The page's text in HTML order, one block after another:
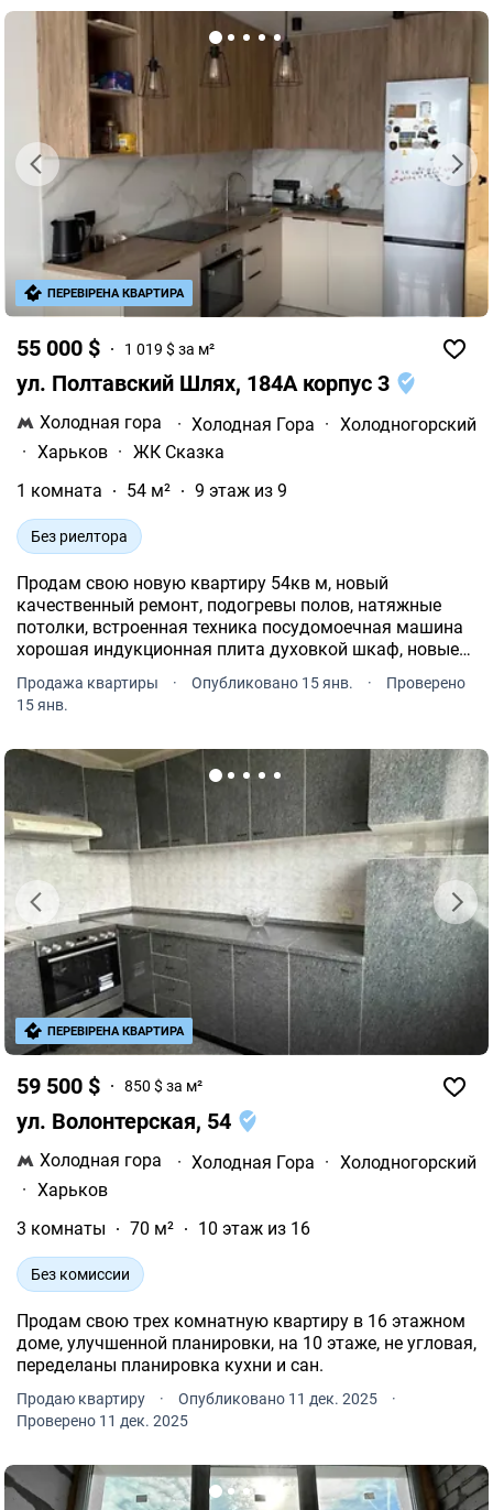
55 000 $ 1 019 $ за м²
ул. Полтавский Шлях, 184А корпус 3
Холодная гора · Холодная Гора · Холодногорский
· Харьков · ЖК Сказка
1 комната
54 м² 9 этаж из 9
Без риелтора
Продам свою новую квартиру 54кв м, новый
качественный ремонт, подогревы полов, натяжные
потолки, встроенная техника посудомоечная машина
хорошая индукционная плита духовкой шкаф, новые
мпо, доработана системы отопления и ввод воды,
утеплённые балкон и стены, качественная электрика с
прекрасными выкл.
Продажа квартиры · Опубликовано 15 янв. ·
Проверено
15 янв.
ПЕРЕВІРЕНА КВАРТИРА
59 500 $ 850 $ за м²
ул. Волонтерская, 54
Холодная гора · Холодная Гора · Холодногорский
· Харьков
3 комнаты
70 м² 10 этаж из 16
Без комиссии
Продам свою трех комнатную квартиру в 16 этажном
доме, улучшенной планировки, на 10 этаже, не угловая,
переделаны планировка кухни и сан.
Продаю квартиру · Опубликовано 11 дек. 2025
·
Проверено 11 дек. 2025
ПЕРЕВІРЕНА КВАРТИРА